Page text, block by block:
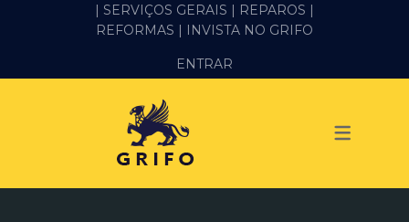
ALVENARIA E PEDREIRO
| SERVIÇOS GERAIS | REPAROS |
REFORMAS | INVISTA NO GRIFO
ENTRAR